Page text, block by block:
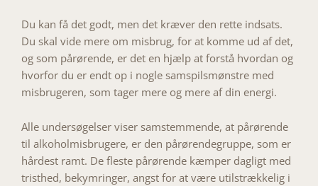
Du kan få det godt, men det kræver den rette indsats.
Du skal vide mere om misbrug, for at komme ud af det,
og som pårørende, er det en hjælp at forstå hvordan og
hvorfor du er endt op i nogle samspilsmønstre med
misbrugeren, som tager mere og mere af din energi.
Alle undersøgelser viser samstemmende, at pårørende
til alkoholmisbrugere, er den pårørendegruppe, som er
hårdest ramt. De fleste pårørende kæmper dagligt med
tristhed, bekymringer, angst for at være utilstrækkelig i